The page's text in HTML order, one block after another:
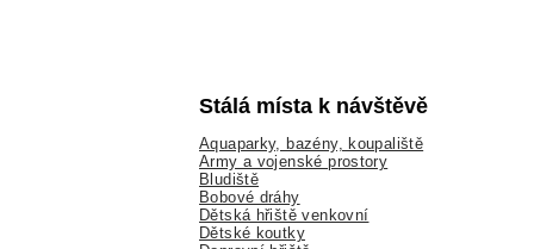
Stálá místa k návštěvě
Aquaparky, bazény, koupaliště
Army a vojenské prostory
Bludiště
Bobové dráhy
Dětská hřiště venkovní
Dětské koutky